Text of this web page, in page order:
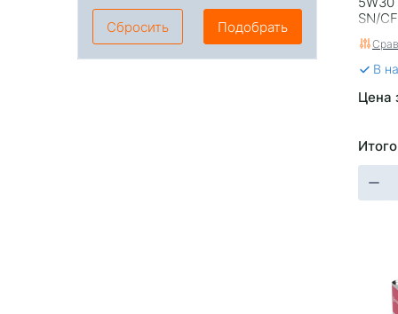
SN/
В
Цена
Сбросить Подобрать